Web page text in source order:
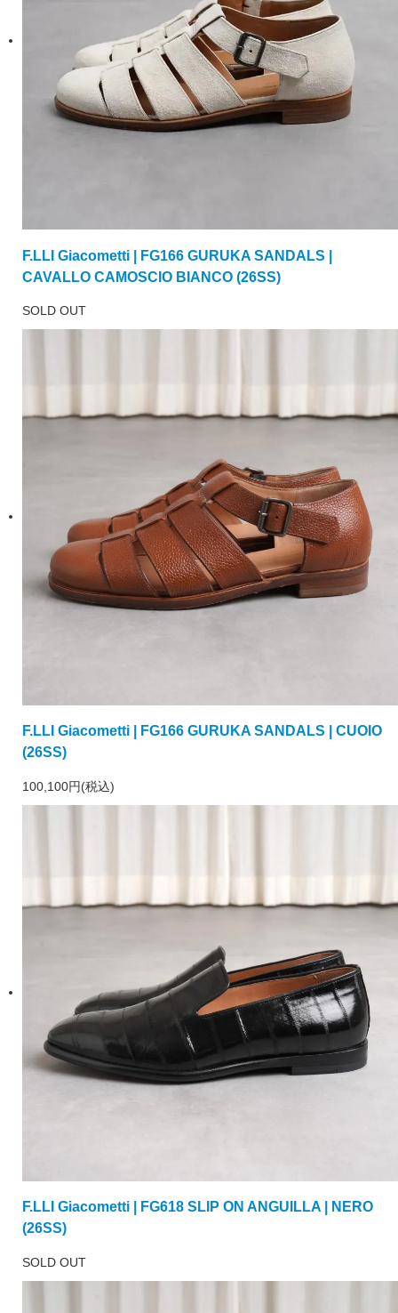
F.LLI Giacometti | FG166 GURUKA SANDALS |
CAVALLO CAMOSCIO BIANCO (26SS)
SOLD OUT
F.LLI Giacometti | FG166 GURUKA SANDALS | CUOIO
(26SS)
100,100円(税込)
F.LLI Giacometti | FG618 SLIP ON ANGUILLA | NERO
(26SS)
SOLD OUT